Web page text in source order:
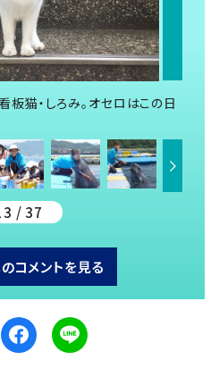
板猫・しろみ。オセロはこの日
/ 37
コメントを見る